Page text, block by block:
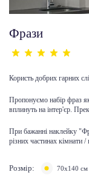
Фрази
Користь добрих гарних
Пропонуємо набір фраз
вплинуть на інтер'єр.
При бажанні наклейку
різних частинах кімнати
Розмір: 70х140 см